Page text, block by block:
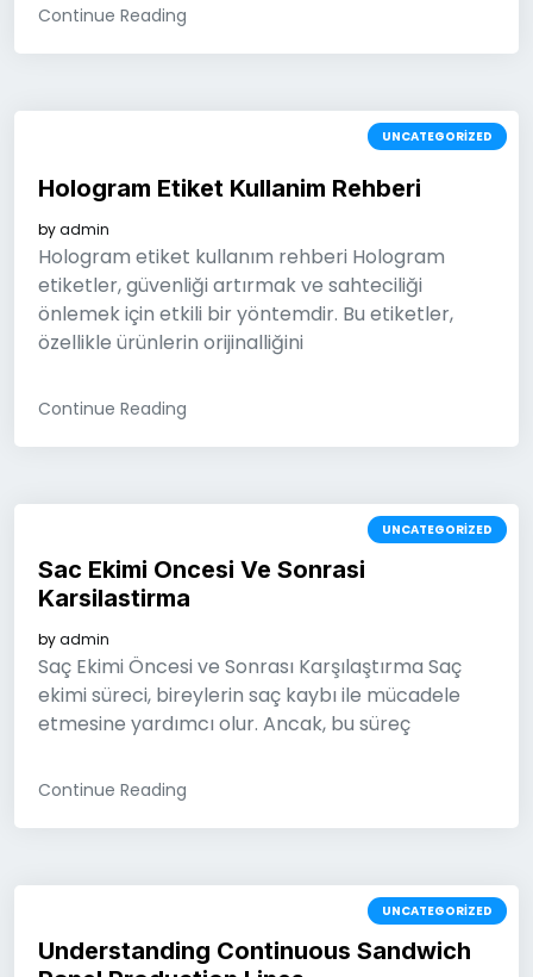
Continue Reading
UNCATEGORIZED
Hologram Etiket Kullanim Rehberi
byadmin
Hologram etiket kullanım rehberi Hologram
etiketler, güvenliği artırmak ve sahteciliği
önlemek için etkili bir yöntemdir. Bu etiketler,
özellikle ürünlerin orijinalliğini
Continue Reading
UNCATEGORIZED
Sac Ekimi Oncesi Ve Sonrasi
Karsilastirma
byadmin
Saç Ekimi Öncesi ve Sonrası Karşılaştırma Saç
ekimi süreci, bireylerin saç kaybı ile mücadele
etmesine yardımcı olur. Ancak, bu süreç
Continue Reading
UNCATEGORIZED
Understanding Continuous Sandwich